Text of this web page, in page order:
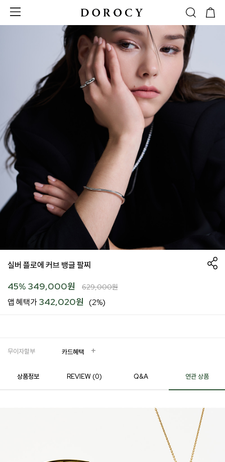
실버 플로에 커브 뱅글 팔찌
45% 349,000원 629,000원
앱 혜택가342,020원 (2%)
무이자할부 카드혜택
상품정보 REVIEW (0) Q&A 연관 상품